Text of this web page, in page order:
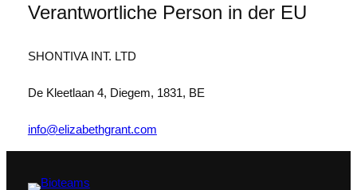
r
b
o
i
o
Verantwortliche Person in der EU
SHONTIVA INT. LTD
De Kleetlaan 4, Diegem, 1831, BE
info@elizabethgrant.com